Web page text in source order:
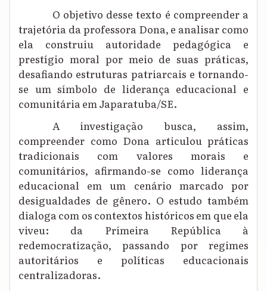
O objetivo desse texto é compreender a
trajetória da professora Dona, e analisar como
ela construiu autoridade pedagógica e
prestígio moral por meio de suas práticas,
desafiando estruturas patriarcais e tornando-
se um símbolo de liderança educacional e
comunitária em Japaratuba/SE.
A investigação busca, assim,
compreender como Dona articulou práticas
tradicionais com valores morais e
comunitários, afirmando-se como liderança
educacional em um cenário marcado por
desigualdades de gênero. O estudo também
dialoga com os contextos históricos em que ela
viveu: da Primeira República à
redemocratização, passando por regimes
autoritários e políticas educacionais
centralizadoras.